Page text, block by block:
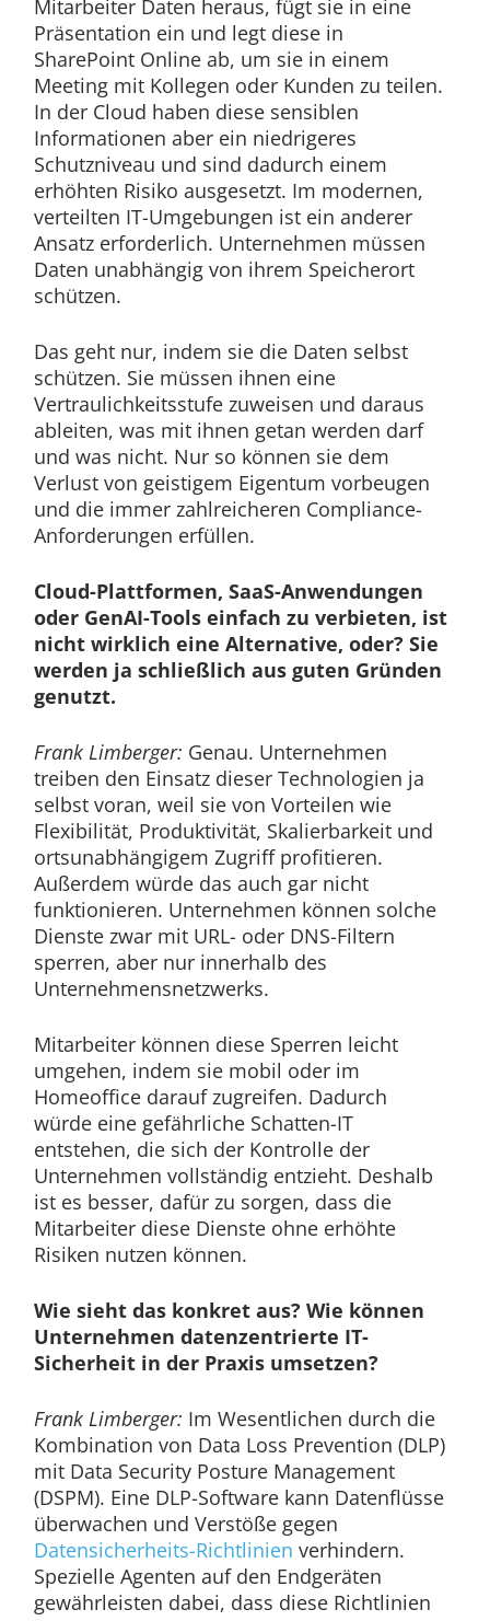
Mitarbeiter Daten heraus, fügt sie in eine
Präsentation ein und legt diese in
SharePoint Online ab, um sie in einem
Meeting mit Kollegen oder Kunden zu teilen.
In der Cloud haben diese sensiblen
Informationen aber ein niedrigeres
Schutzniveau und sind dadurch einem
erhöhten Risiko ausgesetzt. Im modernen,
verteilten IT-Umgebungen ist ein anderer
Ansatz erforderlich. Unternehmen müssen
Daten unabhängig von ihrem Speicherort
schützen.
Das geht nur, indem sie die Daten selbst
schützen. Sie müssen ihnen eine
Vertraulichkeitsstufe zuweisen und daraus
ableiten, was mit ihnen getan werden darf
und was nicht. Nur so können sie dem
Verlust von geistigem Eigentum vorbeugen
und die immer zahlreicheren Compliance-
Anforderungen erfüllen.
Cloud-Plattformen, SaaS-Anwendungen
oder GenAI-Tools einfach zu verbieten, ist
nicht wirklich eine Alternative, oder? Sie
werden ja schließlich aus guten Gründen
genutzt.
Frank Limberger: Genau. Unternehmen
treiben den Einsatz dieser Technologien ja
selbst voran, weil sie von Vorteilen wie
Flexibilität, Produktivität, Skalierbarkeit und
ortsunabhängigem Zugriff profitieren.
Außerdem würde das auch gar nicht
funktionieren. Unternehmen können solche
Dienste zwar mit URL- oder DNS-Filtern
sperren, aber nur innerhalb des
Unternehmensnetzwerks.
Mitarbeiter können diese Sperren leicht
umgehen, indem sie mobil oder im
Homeoffice darauf zugreifen. Dadurch
würde eine gefährliche Schatten-IT
entstehen, die sich der Kontrolle der
Unternehmen vollständig entzieht. Deshalb
ist es besser, dafür zu sorgen, dass die
Mitarbeiter diese Dienste ohne erhöhte
Risiken nutzen können.
Wie sieht das konkret aus? Wie können
Unternehmen datenzentrierte IT-
Sicherheit in der Praxis umsetzen?
Frank Limberger: Im Wesentlichen durch die
Kombination von Data Loss Prevention (DLP)
mit Data Security Posture Management
(DSPM). Eine DLP-Software kann Datenflüsse
überwachen und Verstöße gegen
Datensicherheits-Richtlinien verhindern.
Spezielle Agenten auf den Endgeräten
gewährleisten dabei, dass diese Richtlinien